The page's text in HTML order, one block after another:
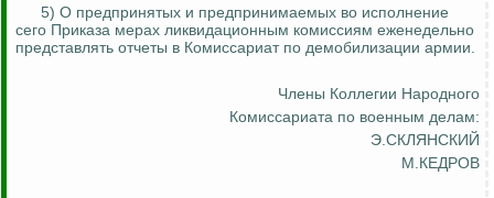
5) О предпринятых и предпринимаемых во исполнение
сего Приказа мерах ликвидационным комиссиям еженедельно
представлять отчеты в Комиссариат по демобилизации армии.
Члены Коллегии Народного
Комиссариата по военным делам:
Э.СКЛЯНСКИЙ
М.КЕДРОВ